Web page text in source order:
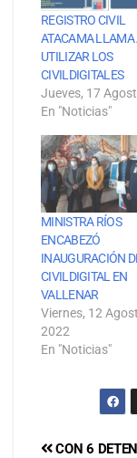
REGISTRO CIVIL
ATACAMA LLAMA
UTILIZAR LOS
CIVILDIGITALES
Jueves, 17
En "Noticias"
MINISTRA RÍOS
ENCABEZÓ
INAUGURACIÓN
CIVILDIGITAL EN
VALLENAR
Viernes, 12
2022
En "Noticias"
CON 6